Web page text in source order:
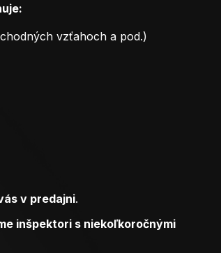
vzťahoch a pod.)
v predajni.
inšpektori s niekoľkoročnými